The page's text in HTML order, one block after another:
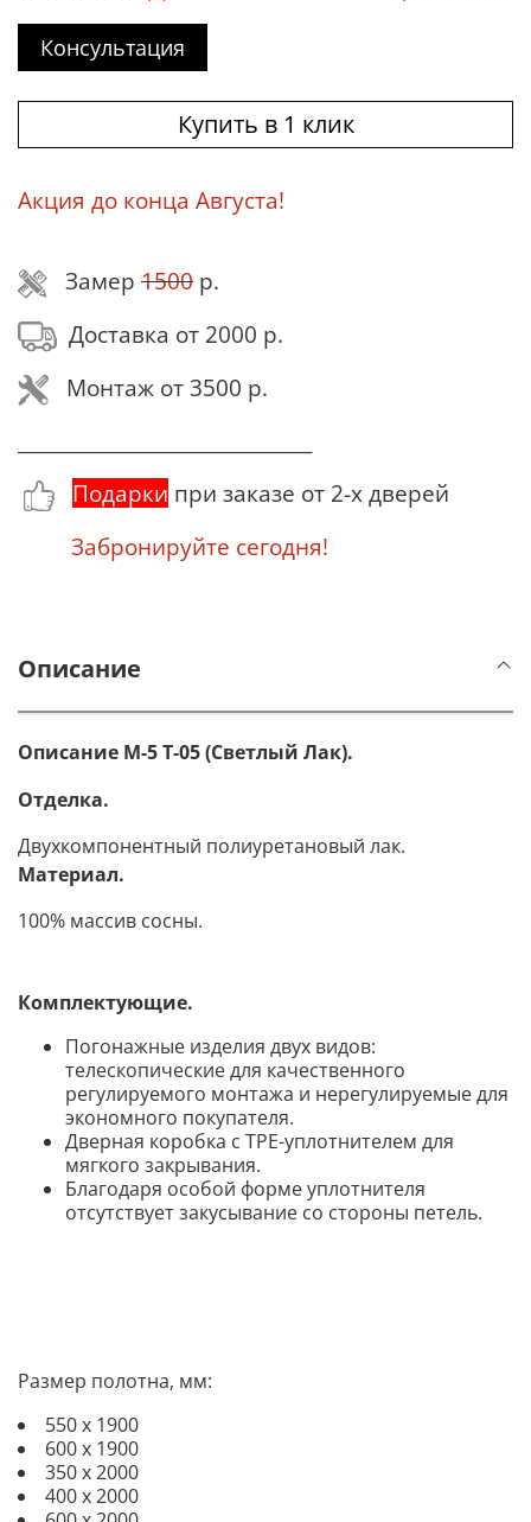
Консультация
Купить в 1 клик
Акция до конца Августа!
Замер 1500 р.
Доставка от 2000 р.
Монтаж от 3500 р.
Подарки при заказе от 2-х дверей
Забронируйте сегодня!
Описание
Описание М-5 Т-05 (Светлый Лак).
Отделка.
Двухкомпонентный полиуретановый лак.
Материал.
100% массив сосны.
Комплектующие.
Погонажные изделия двух видов:
телескопические для качественного
регулируемого монтажа и нерегулируемые для
экономного покупателя.
Дверная коробка с TPE-уплотнителем для
мягкого закрывания.
Благодаря особой форме уплотнителя
отсутствует закусывание со стороны петель.
Размер полотна, мм:
550 х 1900
600 х 1900
350 х 2000
400 х 2000